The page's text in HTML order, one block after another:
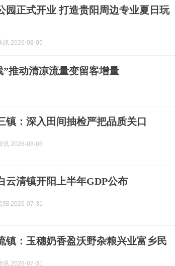
园正式开业 打造贵阳周边专业夏日玩
訊 2026-08-05
推动清凉流量变留客增量
镇：深入田间抽检严把品质关口
讯 2026-08-03
云清镇开阳上半年GDP公布
阳 2026-07-31
镇：玉穗奶香盈沃野杂粮兴业富乡民
讯 2026-07-31